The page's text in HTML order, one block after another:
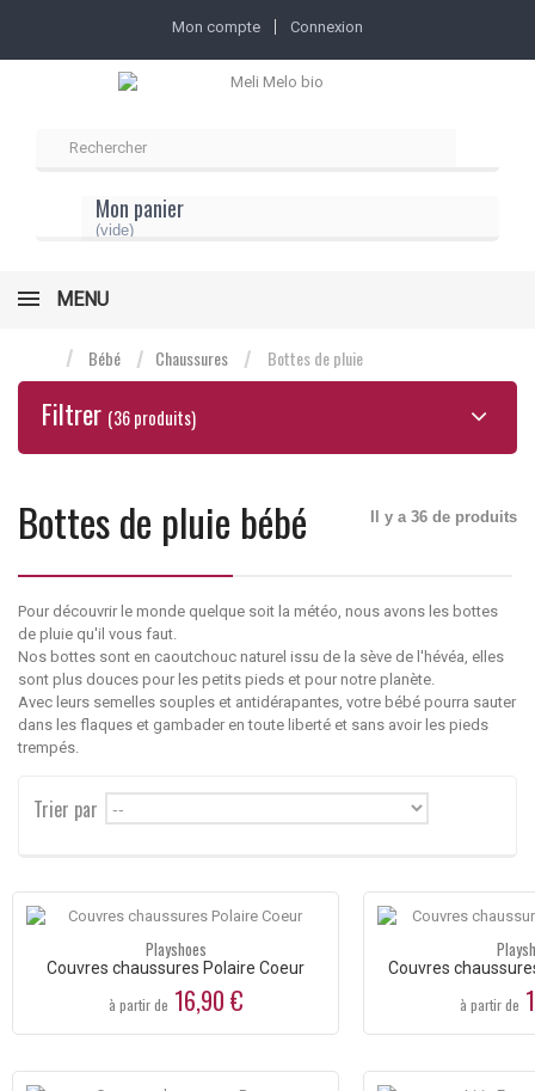
Mon compte Connexion
Mon panier
(vide)
MENU
Bébé Chaussures Bottes de pluie
Filtrer (36 produits)
Bottes de pluie bébé Il y a 36 de produits
Pour découvrir le monde quelque soit la météo, nous avons les bottes
de pluie qu'il vous faut.
Nos bottes sont en caoutchouc naturel issu de la sève de l'hévéa, elles
sont plus douces pour les petits pieds et pour notre planète.
Avec leurs semelles souples et antidérapantes, votre bébé pourra sauter
dans les flaques et gambader en toute liberté et sans avoir les pieds
trempés.
Trier par --
Playshoes
Couvres chaussures Polaire Coeur
à partir de 16,90 €
Couvres
à partir de